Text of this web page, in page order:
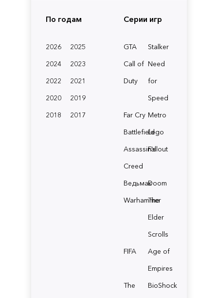
По годам
2026
2025
2024
2023
2022
2021
2020
2019
2018
2017
Серии игр
GTA
Stalker
Call of
Duty
Need
for
Speed
Far Cry Metro
BattlefieldLego
Assassin's
Creed
Fallout
ВедьмакDoom
Warhammer
The
Elder
Scrolls
FIFA
Age of
Empires
The
BioShock